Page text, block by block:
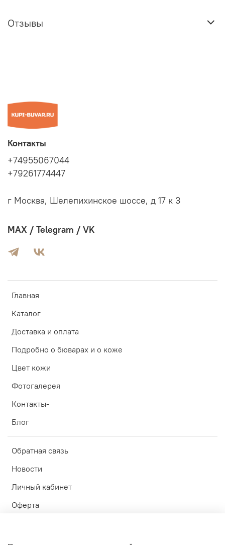
Отзывы
Главная
Каталог
Доставка и оплата
Подробно о бюварах и о коже
Цвет кожи
Фотогалерея
Контакты-
Блог
Обратная связь
Новости
Личный кабинет
Оферта
Контакты
+74955067044
+79261774447
г Москва, Шелепихинское шоссе, д 17 к 3
MAX / Telegram / VK